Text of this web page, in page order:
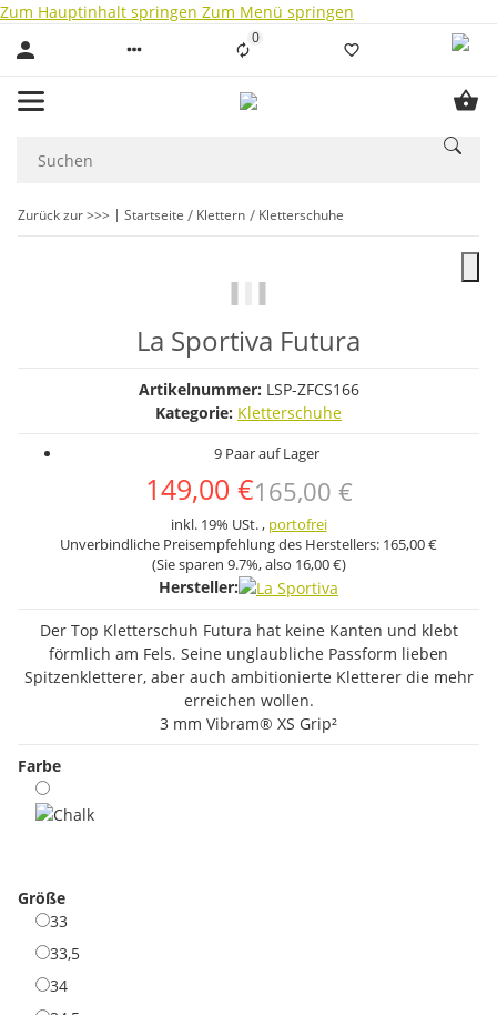
Zum Hauptinhalt springen Zum Menü springen
0Liste ist leer
Zurück zur >>> Startseite Klettern Kletterschuhe
La Sportiva Futura
Artikelnummer: LSP-ZFCS166
Kategorie: Kletterschuhe
9 Paar auf Lager
149,00 €165,00 €
inkl. 19% USt. , portofrei
Unverbindliche Preisempfehlung des Herstellers: 165,00 €
(Sie sparen 9.7%, also 16,00 €)
Hersteller:
Der Top Kletterschuh Futura hat keine Kanten und klebt
förmlich am Fels. Seine unglaubliche Passform lieben
Spitzenkletterer, aber auch ambitionierte Kletterer die mehr
erreichen wollen.
3 mm Vibram® XS Grip²
Farbe
Größe
3333
33,533,5
3434